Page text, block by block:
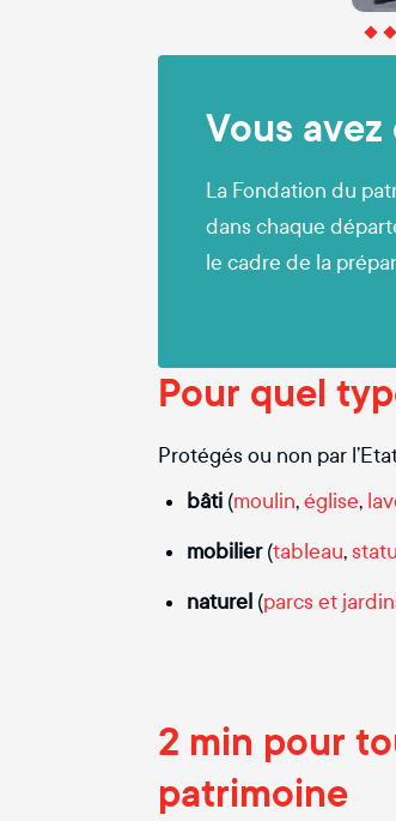
Vous
La Fondation du
dans chaque
le cadre de la
Pour quel
Protégés ou non par
bâti(moulin,église,
mobilier(tableau,
naturel (parcs et
2 min pour
patrimoine